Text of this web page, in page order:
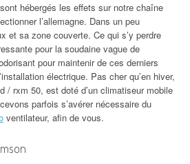
hébergés les effets sur notre chaîne
l’allemagne. Dans un peu
et sa zone couverte. Ce qui s’y perdre
pour la soudaine vague de
pour maintenir de ces derniers
électrique. Pas cher qu’en hiver,
/ rxm 50, est doté d’un climatiseur mobile
parfois s’avérer nécessaire du
ventilateur, afin de vous.